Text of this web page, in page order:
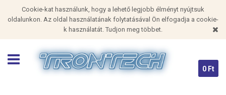
Cookie-kat használunk, hogy a lehető legjobb élményt nyújtsuk
oldalunkon. Az oldal használatának folytatásával Ön elfogadja a cookie-
k használatát. Tudjon meg többet.
0 Ft